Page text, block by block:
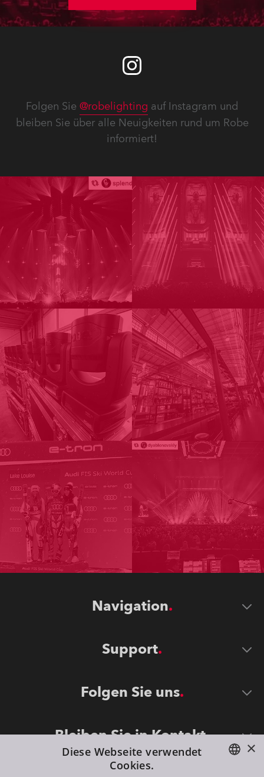
Folgen Sie @robelighting auf Instagram und
bleiben Sie über alle Neuigkeiten rund um Robe
informiert!
Navigation
Support
Folgen Sie uns
Bleiben Sie in Kontakt
×
Diese Webseite verwendet
Cookies.